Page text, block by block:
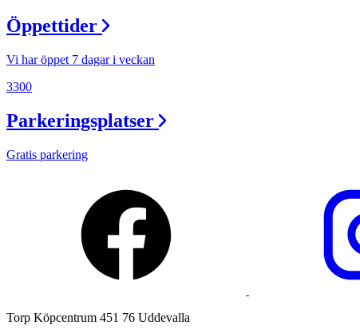
Presentkort
Min Shopping-app
Öppettider
Vi har öppet 7 dagar i veckan
3300
Parkeringsplatser
Gratis parkering
Torp Köpcentrum 451 76 Uddevalla